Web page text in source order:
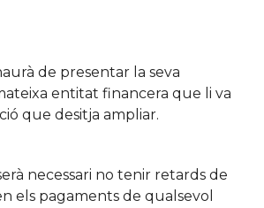
de presentar la seva
entitat financera que li va
que desitja ampliar.
necessari no tenir retards de
els pagaments de qualsevol